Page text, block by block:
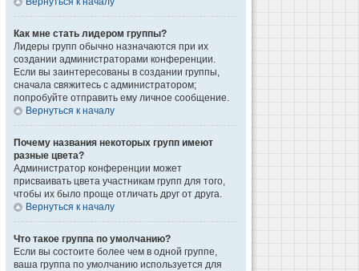
Как мне стать лидером группы?
Лидеры групп обычно назначаются при их
создании администраторами конференции.
Если вы заинтересованы в создании группы,
сначала свяжитесь с администратором;
попробуйте отправить ему личное сообщение.
Вернуться к началу
Почему названия некоторых групп имеют
разные цвета?
Администратор конференции может
присваивать цвета участникам групп для того,
чтобы их было проще отличать друг от друга.
Вернуться к началу
Что такое группа по умолчанию?
Если вы состоите более чем в одной группе,
ваша группа по умолчанию используется для